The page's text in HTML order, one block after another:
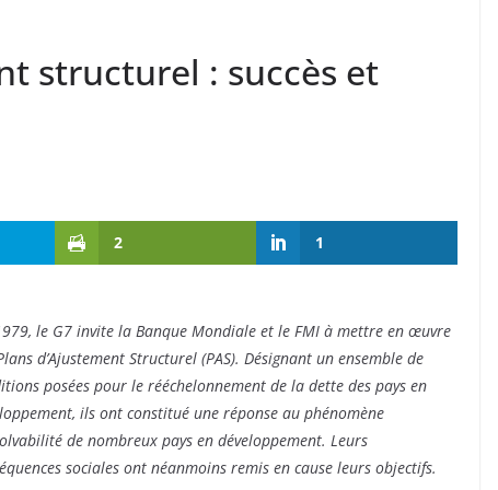
structurel : succès et
2 1
le G7 invite la Banque Mondiale et le FMI à mettre en œuvre
d’Ajustement Structurel (PAS). Désignant un ensemble de
posées pour le rééchelonnement de la dette des pays en
ils ont constitué une réponse au phénomène
de nombreux pays en développement. Leurs
sociales ont néanmoins remis en cause leurs objectifs.